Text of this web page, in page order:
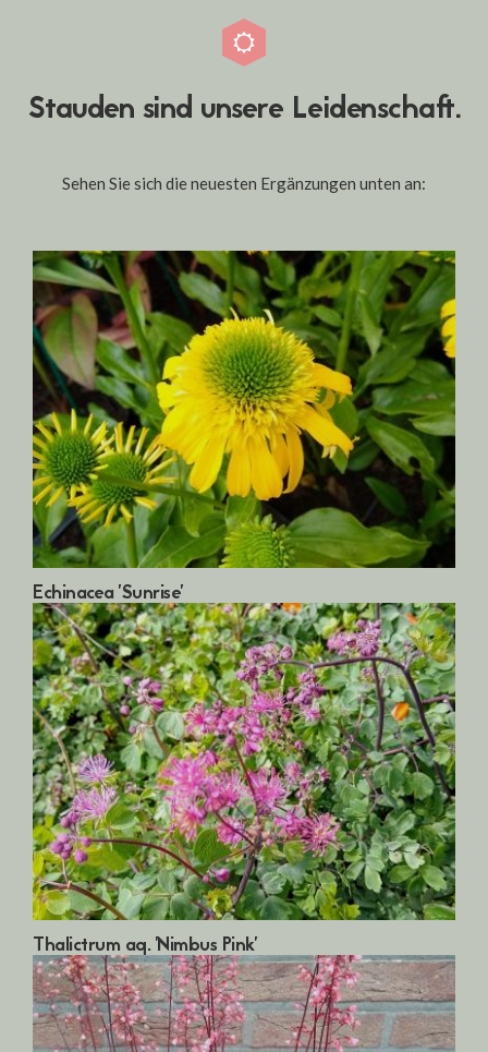
Stauden sind unsere Leidenschaft.
Sehen Sie sich die neuesten Ergänzungen unten an:
Echinacea 'Sunrise'
Thalictrum aq. 'Nimbus Pink'